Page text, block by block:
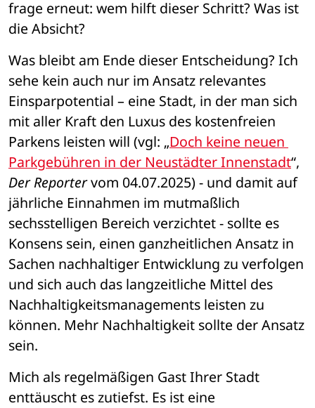
frage erneut: wem hilft dieser Schritt? Was ist
die Absicht?
Was bleibt am Ende dieser Entscheidung? Ich
sehe kein auch nur im Ansatz relevantes
Einsparpotential – eine Stadt, in der man sich
mit aller Kraft den Luxus des kostenfreien
Parkens leisten will (vgl: „Doch keine neuen
Parkgebühren in der Neustädter Innenstadt
Der Reporter vom 04.07.2025) - und damit auf
jährliche Einnahmen im mutmaßlich
sechsstelligen Bereich verzichtet - sollte es
Konsens sein, einen ganzheitlichen Ansatz in
Sachen nachhaltiger Entwicklung zu verfolgen
und sich auch das langzeitliche Mittel des
Nachhaltigkeitsmanagements leisten zu
können. Mehr Nachhaltigkeit sollte der Ansatz
sein.
Mich als regelmäßigen Gast Ihrer Stadt
enttäuscht es zutiefst. Es ist eine